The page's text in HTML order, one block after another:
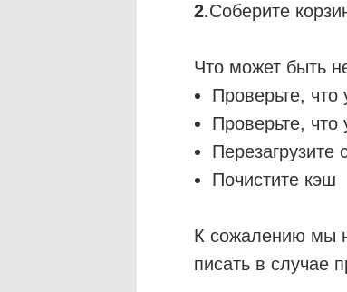
2.Соберите
Что может быть
Проверьте, что
Проверьте,
Перезагрузите
Почистите кэш
К сожалению мы
писать в случае